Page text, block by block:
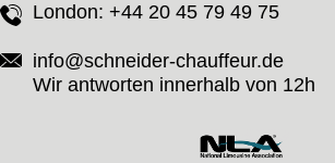
London: +44 20 45 79 49 75
info@schneider-chauffeur.de
Wir antworten innerhalb von 12h